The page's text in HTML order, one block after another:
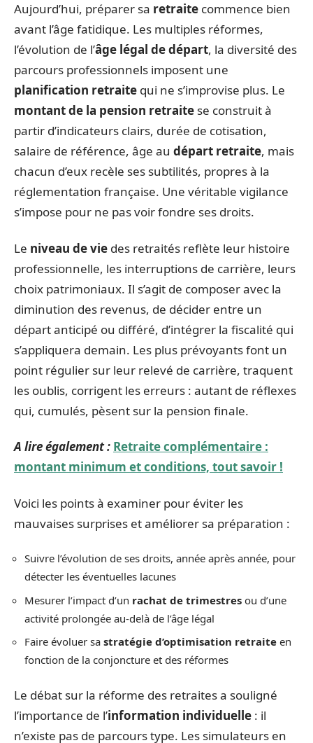
Aujourd’hui, préparer sa retraite commence bien
avant l’âge fatidique. Les multiples réformes,
l’évolution de l’âge légal de départ, la diversité des
parcours professionnels imposent une
planification retraite qui ne s’improvise plus. Le
montant de la pension retraite se construit à
partir d’indicateurs clairs, durée de cotisation,
salaire de référence, âge au départ retraite, mais
chacun d’eux recèle ses subtilités, propres à la
réglementation française. Une véritable vigilance
s’impose pour ne pas voir fondre ses droits.
Le niveau de vie des retraités reflète leur histoire
professionnelle, les interruptions de carrière, leurs
choix patrimoniaux. Il s’agit de composer avec la
diminution des revenus, de décider entre un
départ anticipé ou différé, d’intégrer la fiscalité qui
s’appliquera demain. Les plus prévoyants font un
point régulier sur leur relevé de carrière, traquent
les oublis, corrigent les erreurs : autant de réflexes
qui, cumulés, pèsent sur la pension finale.
A lire également : Retraite complémentaire :
montant minimum et conditions, tout savoir !
Voici les points à examiner pour éviter les
mauvaises surprises et améliorer sa préparation :
Suivre l’évolution de ses droits, année après année, pour
détecter les éventuelles lacunes
Mesurer l’impact d’un rachat de trimestres ou d’une
activité prolongée au-delà de l’âge légal
Faire évoluer sa stratégie d’optimisation retraite en
fonction de la conjoncture et des réformes
Le débat sur la réforme des retraites a souligné
l’importance de l’information individuelle : il
n’existe pas de parcours type. Les simulateurs en